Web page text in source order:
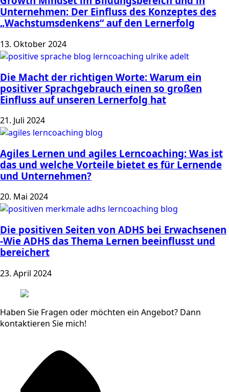
Unternehmen: Der Einfluss des Konzeptes des
„Wachstumsdenkens“ auf den Lernerfolg
13. Oktober 2024
Die Macht der richtigen Worte: Warum ein
positiver Sprachgebrauch einen so großen
Einfluss auf unseren Lernerfolg hat
21. Juli 2024
Agiles Lernen und agiles Lerncoaching: Was ist
das und welche Vorteile bietet es für Lernende
und Unternehmen?
20. Mai 2024
Die positiven Seiten von ADHS bei Erwachsenen
-Wie ADHS das Thema Lernen beeinflusst und
bereichert
23. April 2024
Haben Sie Fragen oder möchten ein Angebot? Dann
kontaktieren Sie mich!